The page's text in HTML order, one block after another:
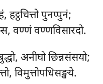
पुनप्पुनं;
वण्णं वण्णविसारदो.
अनीघो छिन्नसंसयो;
विमुत्तोपधिसङ्खये.